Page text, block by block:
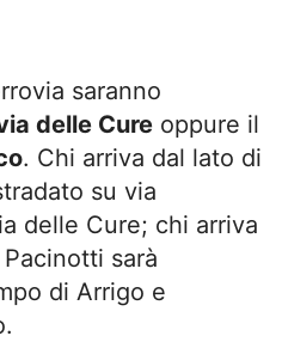
saranno
delle Cure oppure il
. Chi arriva dal lato di
su via
delle Cure; chi arriva
sarà
di Arrigo e